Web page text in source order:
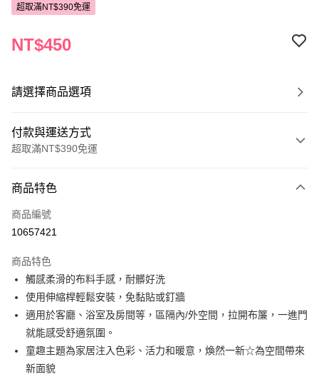
超取滿NT$390免運
NT$450
請選擇商品選項
付款與運送方式
超取滿NT$390免運
POYA支付
信用卡一次付款
LINE Pay
Apple Pay
街口支付
悠遊付
商品特色
商品編號
10657421
商品特色
觸感柔滑的布料手感，耐髒好洗
使用伸縮桿輕鬆安裝，免黏貼或釘牆
適用於客廳、浴室及房間等，區隔內/外空間，拉開布簾，一進門
就能感受舒適氛圍。
童趣主題為家居注入色彩、活力和暖意，煥然一新☆為空間帶來
新面貌